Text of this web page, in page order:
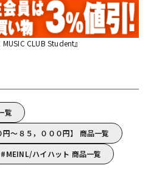
CLUB Student』
覧
～８５，０００円】 商品一覧
MEINL/ハイハット 商品一覧